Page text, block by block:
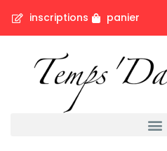
inscriptions panier